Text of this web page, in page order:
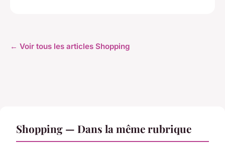
← Voir tous les articles Shopping
Shopping — Dans la même rubrique